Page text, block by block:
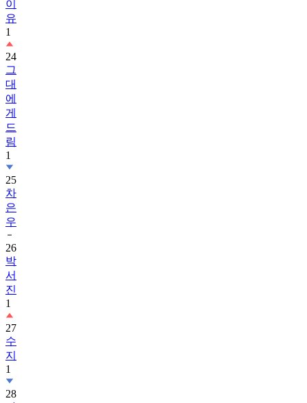
1
24
그
대
에
게
드
림
1
25
차
은
우
26
박
서
진
1
27
수
지
1
28
가
족